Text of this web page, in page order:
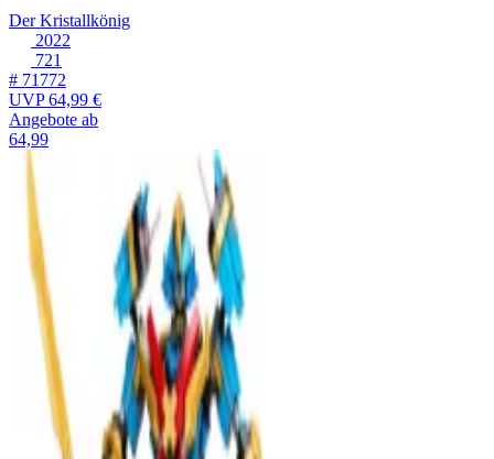
Der Kristallkönig
2022
721
# 71772
UVP64,99 €
Angebote ab
64,99